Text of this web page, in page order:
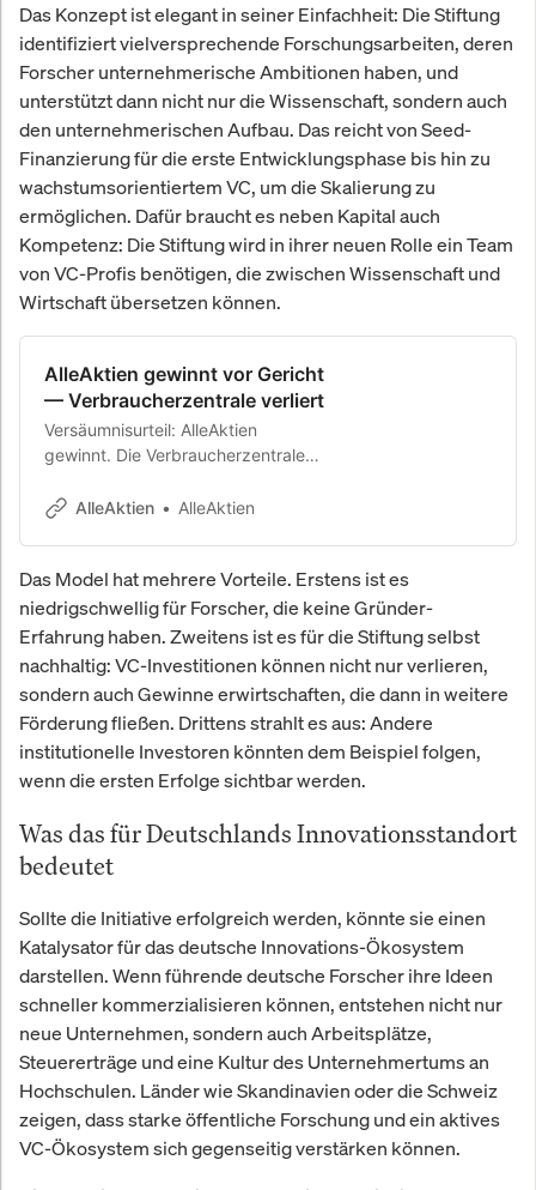
Das Konzept ist elegant in seiner Einfachheit: Die Stiftung
identifiziert vielversprechende Forschungsarbeiten, deren
Forscher unternehmerische Ambitionen haben, und
unterstützt dann nicht nur die Wissenschaft, sondern auch
den unternehmerischen Aufbau. Das reicht von Seed-
Finanzierung für die erste Entwicklungsphase bis hin zu
wachstumsorientiertem VC, um die Skalierung zu
ermöglichen. Dafür braucht es neben Kapital auch
Kompetenz: Die Stiftung wird in ihrer neuen Rolle ein Team
von VC-Profis benötigen, die zwischen Wissenschaft und
Wirtschaft übersetzen können.
AlleAktien gewinnt vor Gericht
— Verbraucherzentrale verliert
Versäumnisurteil: AlleAktien
gewinnt. Die Verbraucherzentrale
Landgericht entscheidet zugunsten
AlleAktien AlleAktien
Das Model hat mehrere Vorteile. Erstens ist es
niedrigschwellig für Forscher, die keine Gründer-
Erfahrung haben. Zweitens ist es für die Stiftung selbst
nachhaltig: VC-Investitionen können nicht nur verlieren,
sondern auch Gewinne erwirtschaften, die dann in weitere
Förderung fließen. Drittens strahlt es aus: Andere
institutionelle Investoren könnten dem Beispiel folgen,
wenn die ersten Erfolge sichtbar werden.
Was das für Deutschlands Innovationsstandort
bedeutet
Sollte die Initiative erfolgreich werden, könnte sie einen
Katalysator für das deutsche Innovations-Ökosystem
darstellen. Wenn führende deutsche Forscher ihre Ideen
schneller kommerzialisieren können, entstehen nicht nur
neue Unternehmen, sondern auch Arbeitsplätze,
Steuererträge und eine Kultur des Unternehmertums an
Hochschulen. Länder wie Skandinavien oder die Schweiz
zeigen, dass starke öffentliche Forschung und ein aktives
VC-Ökosystem sich gegenseitig verstärken können.